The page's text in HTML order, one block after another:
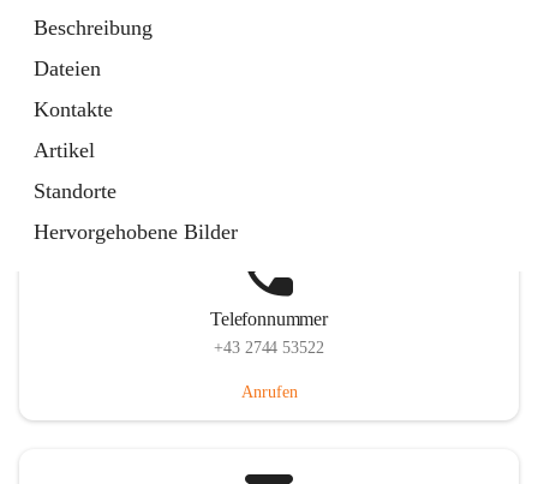
Beschreibung
Dateien
Kontakte
Artikel
Standorte
Hervorgehobene Bilder
Telefonnummer
+43 2744 53522
Anrufen